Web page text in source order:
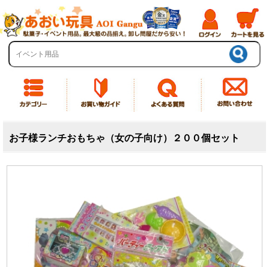
お子様ランチおもちゃ（女の子向け）２００個セット